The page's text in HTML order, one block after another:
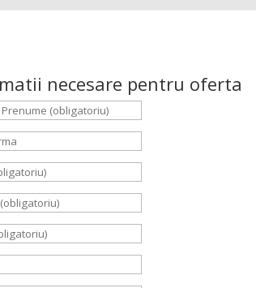
necesare pentru oferta